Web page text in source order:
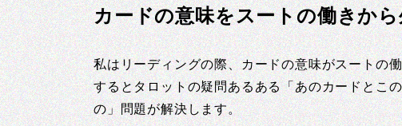
カードの意味をスートの働きか
私はリーディングの際、カードの意味がスートの
するとタロットの疑問あるある「あのカードとこ
の」問題が解決します。